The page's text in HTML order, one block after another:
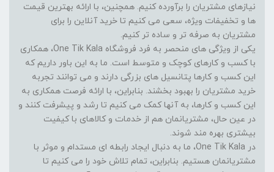
نیازهای مشتریان را برآورده کنیم. همچنین، با ارائه بهترین قیمت
ها و تخفیفات ویژه، سعی می کنیم تا خرید آنلاین را برای
مشتریان به صرفه تر و ساده تر کنیم.
یکی از ویژگی های منحصر به فرد فروشگاه One Tik Kala، همکاری
با کسب و کارهای کوچک و متوسط است. ما به این باور داریم که
این کسب و کارها پتانسیل های بزرگی دارند و می توانند تجربه
خرید مشتریان را بهبود بخشند. بنابراین، با ارائه فرصت همکاری به
این کسب و کارها، به آنها کمک می کنیم تا رشد و پیشرفت کنند و
در عین حال، مشتریانمان هم از خدمات و کالاهای با کیفیت
بیشتری بهره مند شوند.
در One Tik Kala، ما به دنبال ایجاد رابطه ای مستدام و موثر با
مشتریانمان هستیم. بنابراین، تمام تلاش خود را می کنیم تا